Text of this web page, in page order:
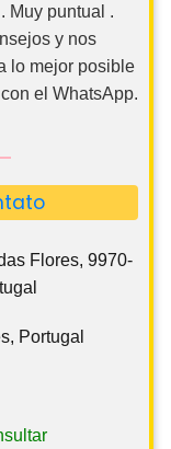
Muy puntual .
y nos
lo mejor posible
el WhatsApp.
Flores, 9970-
Portugal